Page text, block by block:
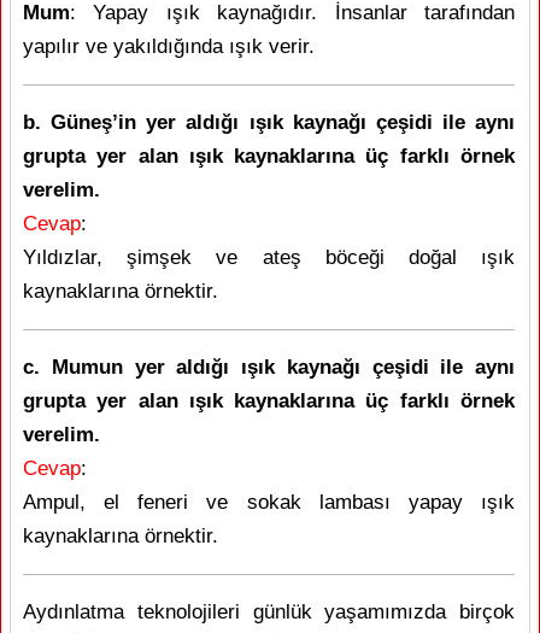
Mum: Yapay ışık kaynağıdır. İnsanlar tarafından
yapılır ve yakıldığında ışık verir.
b. Güneş’in yer aldığı ışık kaynağı çeşidi ile aynı
grupta yer alan ışık kaynaklarına üç farklı örnek
verelim.
Cevap:
Yıldızlar, şimşek ve ateş böceği doğal ışık
kaynaklarına örnektir.
c. Mumun yer aldığı ışık kaynağı çeşidi ile aynı
grupta yer alan ışık kaynaklarına üç farklı örnek
verelim.
Cevap:
Ampul, el feneri ve sokak lambası yapay ışık
kaynaklarına örnektir.
Aydınlatma teknolojileri günlük yaşamımızda birçok